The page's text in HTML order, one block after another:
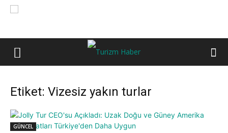
Etiket: Vizesiz yakın turlar
GÜNCEL